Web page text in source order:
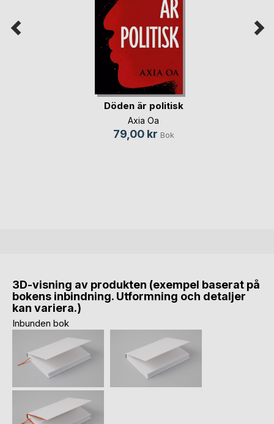
Döden är politisk
Axia Oa
79,00 kr Bok
3D-visning av produkten (exempel baserat på
bokens inbindning. Utformning och detaljer
kan variera.)
Inbunden bok